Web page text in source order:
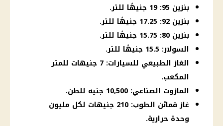
بنزين 95: 19 جنيهًا للتر.
بنزين 92: 17.25 جنيهًا للتر.
بنزين 80: 15.75 جنيهًا للتر.
السولار: 15.5 جنيهًا للتر.
الغاز الطبيعي للسيارات: 7 جنيهات للمتر
المكعب.
المازوت الصناعي: 10,500 جنيه للطن.
غاز قمائن الطوب: 210 جنيهات لكل مليون
وحدة حرارية.